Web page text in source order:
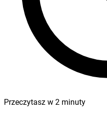
Przeczytasz w 2 minuty